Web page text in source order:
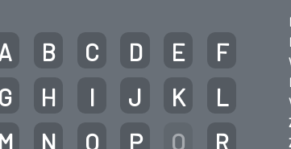
B C D E
F
G
H I J K
L
M
N O P Q
R